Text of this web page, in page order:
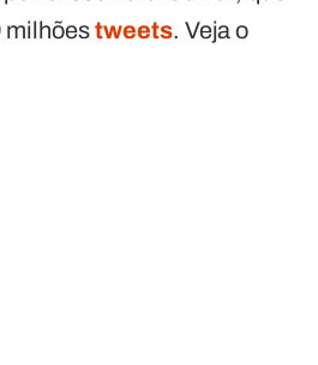
milhõestweets. Veja o